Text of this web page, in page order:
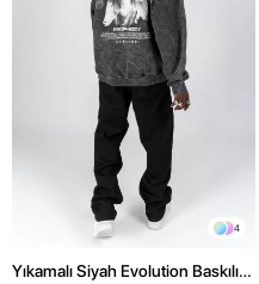
4
Yıkamalı Siyah Evolution Baskılı